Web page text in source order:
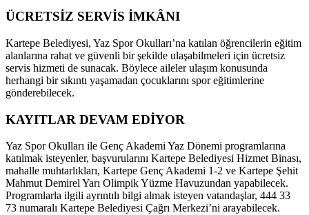
ÜCRETSİZ SERVİS İMKÂNI
Kartepe Belediyesi, Yaz Spor Okulları’na katılan öğrencilerin eğitim
alanlarına rahat ve güvenli bir şekilde ulaşabilmeleri için ücretsiz
servis hizmeti de sunacak. Böylece aileler ulaşım konusunda
herhangi bir sıkıntı yaşamadan çocuklarını spor eğitimlerine
gönderebilecek.
KAYITLAR DEVAM EDİYOR
Yaz Spor Okulları ile Genç Akademi Yaz Dönemi programlarına
katılmak isteyenler, başvurularını Kartepe Belediyesi Hizmet Binası,
mahalle muhtarlıkları, Kartepe Genç Akademi 1-2 ve Kartepe Şehit
Mahmut Demirel Yarı Olimpik Yüzme Havuzundan yapabilecek.
Programlarla ilgili ayrıntılı bilgi almak isteyen vatandaşlar, 444 33
73 numaralı Kartepe Belediyesi Çağrı Merkezi’ni arayabilecek.